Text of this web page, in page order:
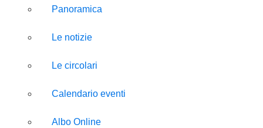
Panoramica
Le notizie
Le circolari
Calendario eventi
Albo Online